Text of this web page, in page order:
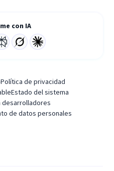
con IA
Política de privacidad
Estado del sistema
desarrolladores
de datos personales